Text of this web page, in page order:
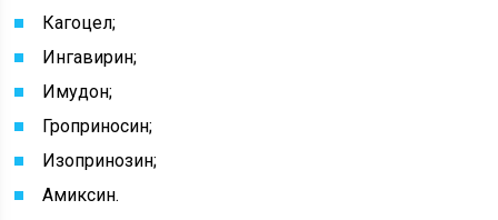
Кагоцел;
Ингавирин;
Имудон;
Гроприносин;
Изопринозин;
Амиксин.